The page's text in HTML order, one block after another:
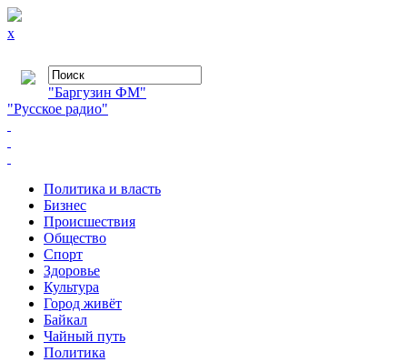
x
"Баргузин ФМ"
"Русское радио"
Политика и власть
Бизнес
Происшествия
Общество
Cпорт
Здоровье
Культура
Город живёт
Байкал
Чайный путь
Политика